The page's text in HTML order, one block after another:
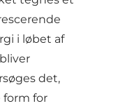
i løbet af
det,
form for